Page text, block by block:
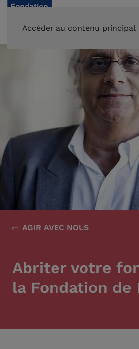
Accéder au contenu principal
AGIR AVEC NOUS
Abriter votre
la Fondation de